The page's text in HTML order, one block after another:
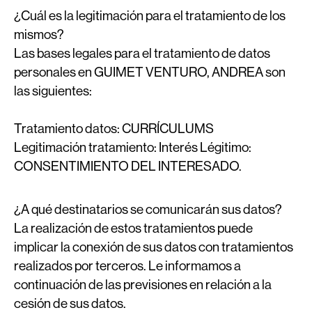
¿Cuál es la legitimación para el tratamiento de los
mismos?
Las bases legales para el tratamiento de datos
personales en GUIMET VENTURO, ANDREA son
las siguientes:
Tratamiento datos:CURRÍCULUMS
Legitimación tratamiento: Interés Légitimo:
CONSENTIMIENTO DEL INTERESADO.
¿A qué destinatarios se comunicarán sus datos?
La realización de estos tratamientos puede
implicar la conexión de sus datos con tratamientos
realizados por terceros. Le informamos a
continuación de las previsiones en relación a la
cesión de sus datos.